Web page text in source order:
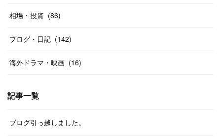
相場・投資 (86)
ブログ・日記 (142)
海外ドラマ・映画 (16)
記事一覧
ブログ引っ越しました。